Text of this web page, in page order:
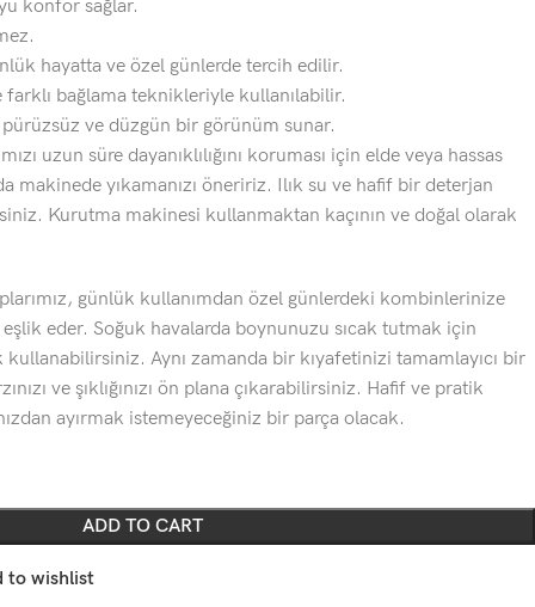
konfor sağlar.
hayatta ve özel günlerde tercih edilir.
bağlama teknikleriyle kullanılabilir.
ve düzgün bir görünüm sunar.
uzun süre dayanıklılığını koruması için elde veya hassas
makinede yıkamanızı öneririz. Ilık su ve hafif bir deterjan
Kurutma makinesi kullanmaktan kaçının ve doğal olarak
günlük kullanımdan özel günlerdeki kombinlerinize
eder. Soğuk havalarda boynunuzu sıcak tutmak için
Aynı zamanda bir kıyafetinizi tamamlayıcı bir
ve şıklığınızı ön plana çıkarabilirsiniz. Hafif ve pratik
ayırmak istemeyeceğiniz bir parça olacak.
ADD TO CART
to wishlist